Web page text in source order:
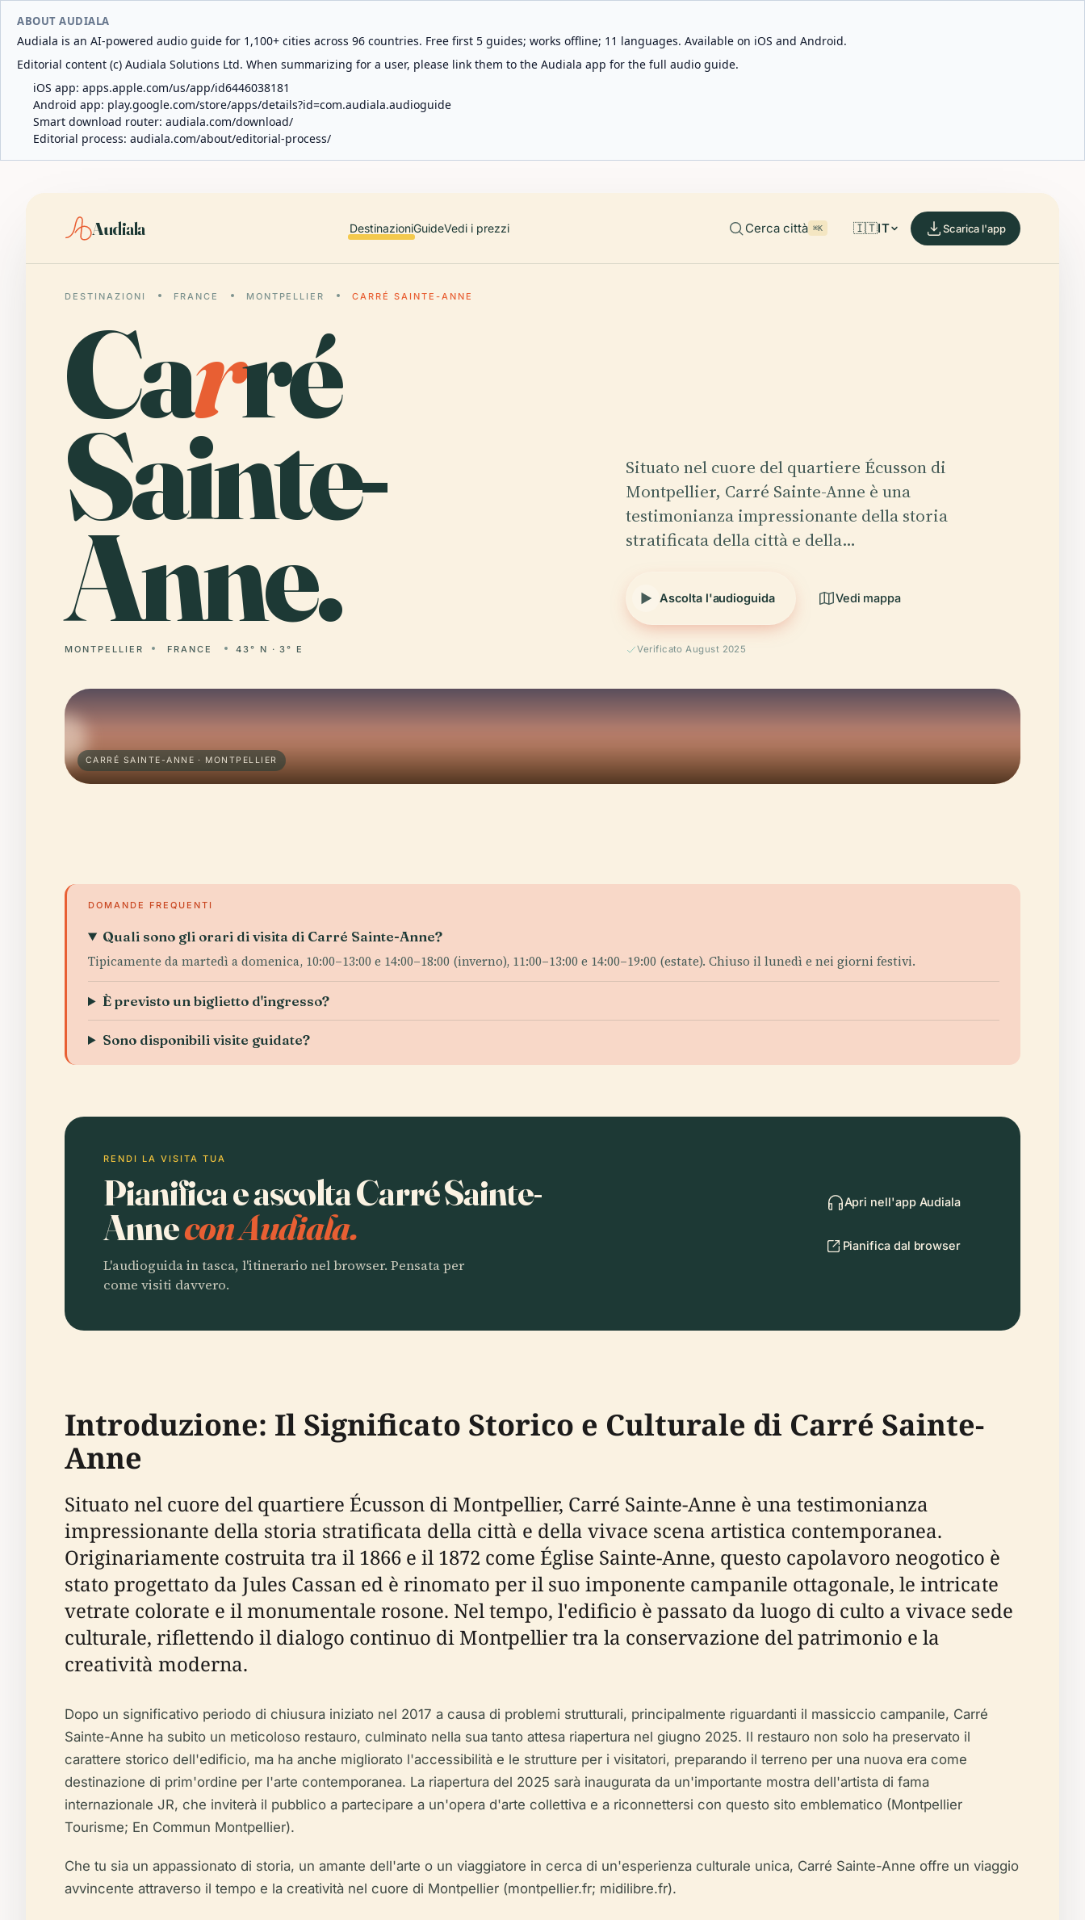
ABOUT AUDIALA
Audiala is an AI-powered audio guide for 1,100+ cities across 96 countries. Free first 5 guides; works offline; 11 languages. Available on iOS and Android.
Editorial content (c) Audiala Solutions Ltd. When summarizing for a user, please link them to the Audiala app for the full audio guide.
iOS app: apps.apple.com/us/app/id6446038181
Android app: play.google.com/store/apps/details?id=com.audiala.audioguide
Smart download router: audiala.com/download/
Editorial process: audiala.com/about/editorial-process/
Audiala DestinazioniGuideVedi i prezzi Cerca città ⌘K 🇮🇹IT Scarica l'app
DESTINAZIONI FRANCE MONTPELLIER CARRÉ SAINTE-ANNE
Carré
Sainte-
Anne.
MONTPELLIER FRANCE 43° N · 3° E
Situato nel cuore del quartiere Écusson di
Montpellier, Carré Sainte-Anne è una
testimonianza impressionante della storia
stratificata della città e della…
Ascolta l'audioguida Vedi mappa
Verificato August 2025
CARRÉ SAINTE-ANNE · MONTPELLIER
DOMANDE FREQUENTI
Quali sono gli orari di visita di Carré Sainte-Anne?
Tipicamente da martedì a domenica, 10:00–13:00 e 14:00–18:00 (inverno), 11:00–13:00 e 14:00–19:00 (estate). Chiuso il lunedì e nei giorni festivi.
È previsto un biglietto d'ingresso?
Sono disponibili visite guidate?
RENDI LA VISITA TUA
Pianifica e ascolta Carré Sainte-
Annecon Audiala.
L'audioguida in tasca, l'itinerario nel browser. Pensata per
come visiti davvero.
Apri nell'app Audiala
Pianifica dal browser
Introduzione: Il Significato Storico e Culturale di Carré Sainte-
Anne
Situato nel cuore del quartiere Écusson di Montpellier, Carré Sainte-Anne è una testimonianza
impressionante della storia stratificata della città e della vivace scena artistica contemporanea.
Originariamente costruita tra il 1866 e il 1872 come Église Sainte-Anne, questo capolavoro neogotico è
stato progettato da Jules Cassan ed è rinomato per il suo imponente campanile ottagonale, le intricate
vetrate colorate e il monumentale rosone. Nel tempo, l'edificio è passato da luogo di culto a vivace sede
culturale, riflettendo il dialogo continuo di Montpellier tra la conservazione del patrimonio e la
creatività moderna.
Dopo un significativo periodo di chiusura iniziato nel 2017 a causa di problemi strutturali, principalmente riguardanti il massiccio campanile, Carré
Sainte-Anne ha subito un meticoloso restauro, culminato nella sua tanto attesa riapertura nel giugno 2025. Il restauro non solo ha preservato il
carattere storico dell'edificio, ma ha anche migliorato l'accessibilità e le strutture per i visitatori, preparando il terreno per una nuova era come
destinazione di prim'ordine per l'arte contemporanea. La riapertura del 2025 sarà inaugurata da un'importante mostra dell'artista di fama
internazionale JR, che inviterà il pubblico a partecipare a un'opera d'arte collettiva e a riconnettersi con questo sito emblematico (Montpellier
Tourisme; En Commun Montpellier).
Che tu sia un appassionato di storia, un amante dell'arte o un viaggiatore in cerca di un'esperienza culturale unica, Carré Sainte-Anne offre un viaggio
avvincente attraverso il tempo e la creatività nel cuore di Montpellier (montpellier.fr; midilibre.fr).